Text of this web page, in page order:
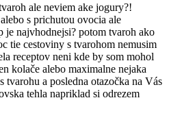
ale neviem ake jogury?!
s prichutou ovocia ale
je najvhodnejsi? potom tvaroh ako
tie cestoviny s tvarohom nemusim
receptov neni kde by som mohol
kolače alebo maximalne nejaka
tvarohu a posledna otazočka na Vás
tehla napriklad si odrezem